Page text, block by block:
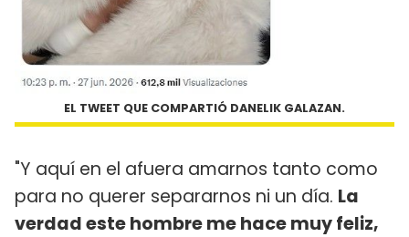
EL TWEET QUE COMPARTIÓ DANELIK GALAZAN.
"Y aquí en el afuera amarnos tanto como
para no querer separarnos ni un día. La
verdad este hombre me hace muy feliz,